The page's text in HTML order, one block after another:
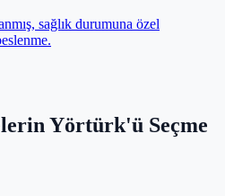
sağlık durumuna özel
Yörtürk'ü Seçme